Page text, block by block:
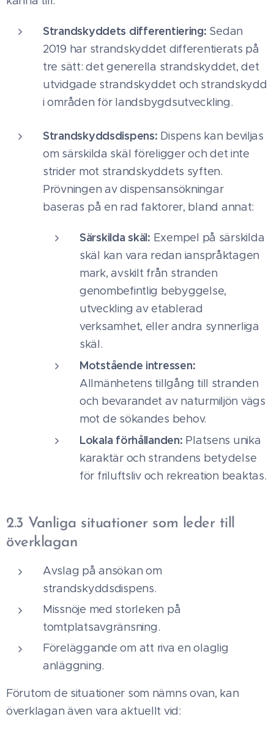
Strandskyddets differentiering: Sedan
2019 har strandskyddet differentierats på
tre sätt: det generella strandskyddet, det
utvidgade strandskyddet och strandskydd
i områden för landsbygdsutveckling.
Strandskyddsdispens: Dispens kan beviljas
om särskilda skäl föreligger och det inte
strider mot strandskyddets syften.
Prövningen av dispensansökningar
baseras på en rad faktorer, bland annat:
Särskilda skäl: Exempel på särskilda
skäl kan vara redan ianspråktagen
mark, avskilt från stranden
genombefintlig bebyggelse,
utveckling av etablerad
verksamhet, eller andra synnerliga
skäl.
Motstående intressen:
Allmänhetens tillgång till stranden
och bevarandet av naturmiljön vägs
mot de sökandes behov.
Lokala förhållanden: Platsens unika
karaktär och strandens betydelse
för friluftsliv och rekreation beaktas.
2.3 Vanliga situationer som leder till
överklagan
Avslag på ansökan om
strandskyddsdispens.
Missnöje med storleken på
tomtplatsavgränsning.
Föreläggande om att riva en olaglig
anläggning.
Förutom de situationer som nämns ovan, kan
överklagan även vara aktuellt vid: